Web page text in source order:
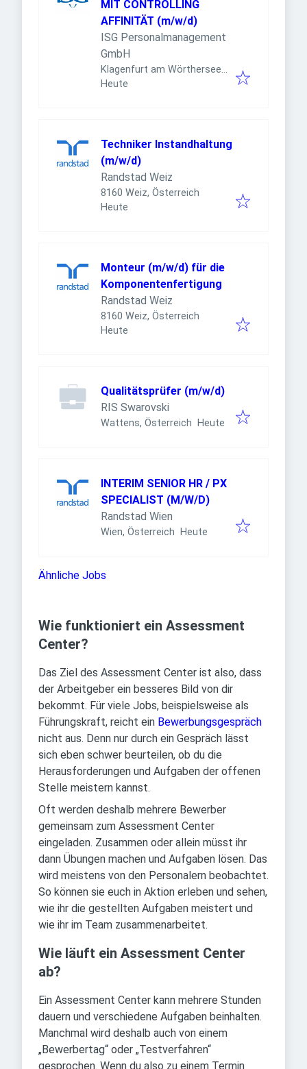
MIT CONTROLLING
AFFINITÄT (m/w/d)
ISG Personalmanagement
GmbH
Klagenfurt am Wörthersee,
Österreich
Veröffentlicht
Heute
Techniker Instandhaltung
(m/w/d)
Randstad Weiz
8160 Weiz, Österreich
Veröffentlicht
Heute
Monteur (m/w/d) für die
Komponentenfertigung
Randstad Weiz
8160 Weiz, Österreich
Veröffentlicht
Heute
Qualitätsprüfer (m/w/d)
RIS Swarovski
Wattens, Österreich Veröffentlicht
Heute
INTERIM SENIOR HR / PX
SPECIALIST (M/W/D)
Randstad Wien
Wien, Österreich Veröffentlicht:
Heute
Ähnliche Jobs
Wie funktioniert ein Assessment
Center?
Das Ziel des Assessment Center ist also, dass
der Arbeitgeber ein besseres Bild von dir
bekommt. Für viele Jobs, beispielsweise als
Führungskraft, reicht ein Bewerbungsgespräch
nicht aus. Denn nur durch ein Gespräch lässt
sich eben schwer beurteilen, ob du die
Herausforderungen und Aufgaben der offenen
Stelle meistern kannst.
Oft werden deshalb mehrere Bewerber
gemeinsam zum Assessment Center
eingeladen. Zusammen oder allein müsst ihr
dann Übungen machen und Aufgaben lösen. Das
wird meistens von den Personalern beobachtet.
So können sie euch in Aktion erleben und sehen,
wie ihr die gestellten Aufgaben meistert und
wie ihr im Team zusammenarbeitet.
Wie läuft ein Assessment Center
ab?
Ein Assessment Center kann mehrere Stunden
dauern und verschiedene Aufgaben beinhalten.
Manchmal wird deshalb auch von einem
„Bewerbertag“ oder „Testverfahren“
gesprochen. Wenn du also zu einem Termin